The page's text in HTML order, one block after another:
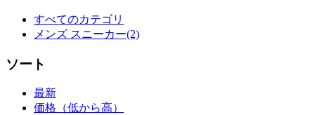
すべてのカテゴリ
メンズ スニーカー(2)
ソート
最新
価格（低から高）